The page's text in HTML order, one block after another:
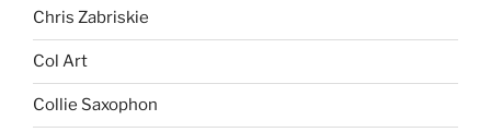
Chris Zabriskie
Col Art
Collie Saxophon